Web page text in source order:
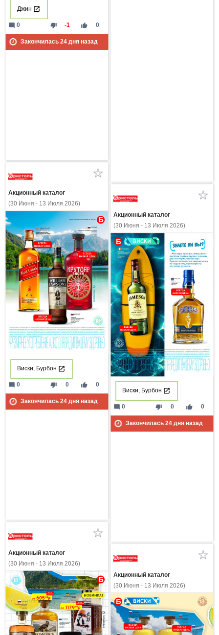
Джин
thumb_down -1 thumb_up 0
mode_comment 0
Закончилась 24дня назад
Акционный каталог
(30 Июня - 13 Июля 2026)
Виски, Бурбон
thumb_down 0 thumb_up 0
mode_comment 0
Закончилась 24дня назад
Акционный каталог
(30 Июня - 13 Июля 2026)
Виски, Бурбон
thumb_down 0 thumb_up 0
mode_comment 0
Закончилась 24дня назад
Акционный каталог
(30 Июня - 13 Июля 2026)
Акционный каталог
(30 Июня - 13 Июля 2026)